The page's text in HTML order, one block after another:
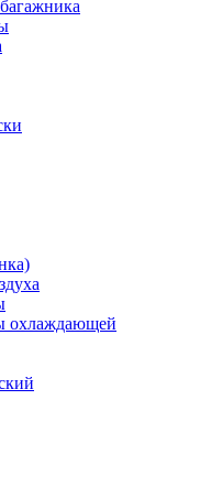
охлаждающей